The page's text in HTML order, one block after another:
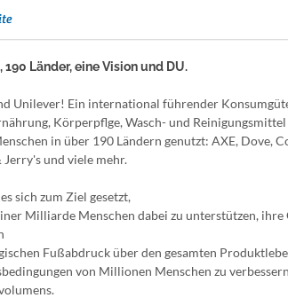
190 Länder, eine Vision und DU.
Unilever! Ein international führender
Körperpflge, Wasch- und
in über 190 Ländern genutzt: AXE, Dove,
Jerry's und viele mehr.
sich zum Ziel gesetzt,
Milliarde Menschen dabei zu unterstützen,
Fußabdruck über den gesamten
von Millionen Menschen zu